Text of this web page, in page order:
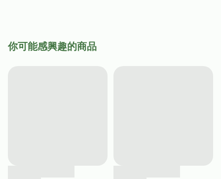
你可能感興趣的商品